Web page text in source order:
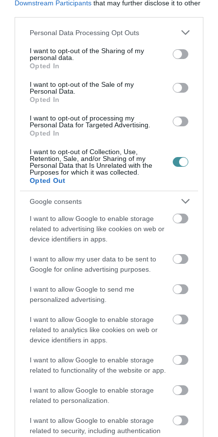
Downstream Participants that may further disclose it to other
Please note that this website/app uses one or more Google
not limited to your visit or usage behaviour. You may click to
grant or deny consent to Google and its third-party tags to
use your data for below specified purposes in below Google
consent section.
Personal Data Processing Opt Outs
I want to opt-out of the Sharing of my
personal data.
Opted In
I want to opt-out of the Sale of my
Personal Data.
Opted In
I want to opt-out of processing my
Personal Data for Targeted Advertising.
Opted In
I want to opt-out of Collection, Use,
Retention, Sale, and/or Sharing of my
Personal Data that Is Unrelated with the
Purposes for which it was collected.
Opted Out
Google consents
I want to allow Google to enable storage
related to advertising like cookies on web or
device identifiers in apps.
I want to allow my user data to be sent to
Google for online advertising purposes.
I want to allow Google to send me
personalized advertising.
I want to allow Google to enable storage
related to analytics like cookies on web or
device identifiers in apps.
I want to allow Google to enable storage
related to functionality of the website or app.
I want to allow Google to enable storage
related to personalization.
I want to allow Google to enable storage
related to security, including authentication
KÉT AUTÓ ÜTKÖZÖTT BOGÁCSON, A
MENTŐK IS A HELYSZÍNRE ÉRKE...
HÍREK A GARÁZSBÓL: CHERY TIGGO 9
2026. augusztus 06
EGY EGRI CSALÁD TÖRTÉNE...
2026. augusztus 06
ÚJ HŰTŐRENDSZER A MARKHOT FERENC
KÓRHÁZBAN: TÖBB MINT 70 ...
2026. augusztus 06|Eger ügye
HOLTAN SZÁLLÍTOTTÁK HAZA A 80 ÉVES
ASSZONYT A HATVANI KÓR...
2026. augusztus 06
GÁRDONYI MESEKERT VÁRJA A
CSALÁDOKAT – HÁROM NAPON ÁT ING...
2026. augusztus 06|Programok
MAGYAR PÉTER: KIÍRJÁK AZ ELSŐ